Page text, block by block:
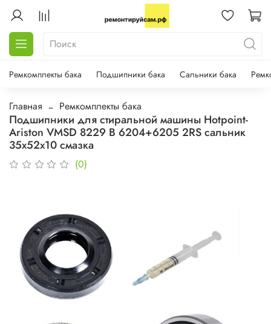
Ремкомплекты бака Подшипники бака Сальники бака
Главная Ремкомплекты бака
Подшипники для стиральной машины Hotpoint-
Ariston VMSD 8229 B 6204+6205 2RS сальник
35х52х10 смазка
(0)